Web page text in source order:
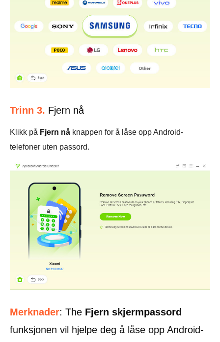
Trinn 3. Fjern nå
Klikk på Fjern nå knappen for å låse opp Android-
telefoner uten passord.
Merknader: The Fjern skjermpassord
funksjonen vil hjelpe deg å låse opp Android-